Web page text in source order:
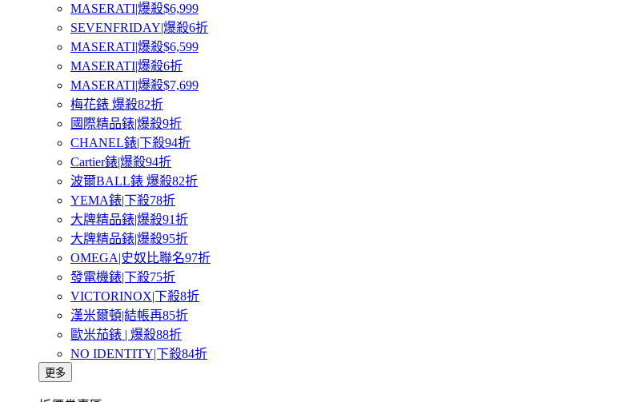
MASERATI|爆殺$6,999
SEVENFRIDAY|爆殺6折
MASERATI|爆殺$6,599
MASERATI|爆殺6折
MASERATI|爆殺$7,699
梅花錶 爆殺82折
國際精品錶|爆殺9折
CHANEL錶|下殺94折
Cartier錶|爆殺94折
波爾BALL錶 爆殺82折
YEMA錶|下殺78折
大牌精品錶|爆殺91折
大牌精品錶|爆殺95折
OMEGA|史奴比聯名97折
發電機錶|下殺75折
VICTORINOX|下殺8折
漢米爾頓|結帳再85折
歐米茄錶 | 爆殺88折
NO IDENTITY|下殺84折
更多